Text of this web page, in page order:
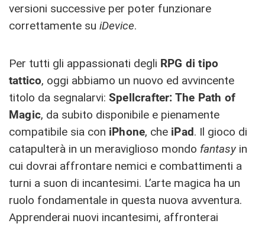
versioni successive per poter funzionare
correttamente su iDevice.
Per tutti gli appassionati degli RPG di tipo
tattico, oggi abbiamo un nuovo ed avvincente
titolo da segnalarvi: Spellcrafter: The Path of
Magic, da subito disponibile e pienamente
compatibile sia con iPhone, che iPad. Il gioco di
catapulterà in un meraviglioso mondo fantasy in
cui dovrai affrontare nemici e combattimenti a
turni a suon di incantesimi. L’arte magica ha un
ruolo fondamentale in questa nuova avventura.
Apprenderai nuovi incantesimi, affronterai